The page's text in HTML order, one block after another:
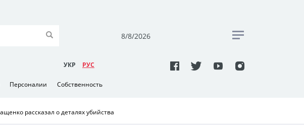
8/8/2026
УКР РУC
Персоналии Собственность
рассказал о деталях убийства